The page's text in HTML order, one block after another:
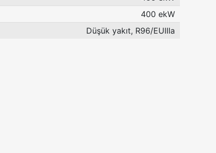
400 ekW
Düşük yakıt, R96/EUIIIa